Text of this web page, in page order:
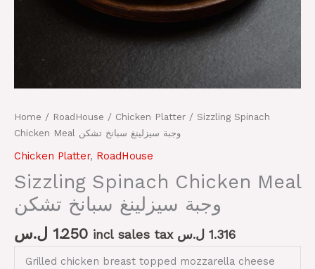
Home / RoadHouse / Chicken Platter / Sizzling Spinach
Chicken Meal وجبة سيزلينغ سبانخ تشكن
Chicken Platter, RoadHouse
Sizzling Spinach Chicken Meal
وجبة سيزلينغ سبانخ تشكن
1.250 ل.س incl sales tax 1.316 ل.س
Grilled chicken breast topped mozzarella cheese